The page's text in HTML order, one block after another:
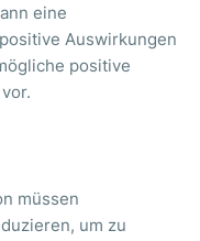
eine
Auswirkungen
positive
müssen
um zu